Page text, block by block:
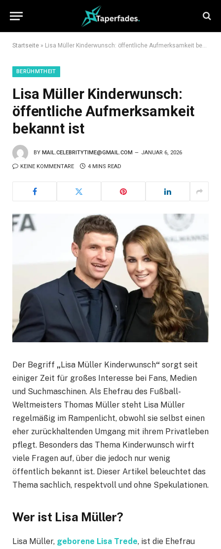
Startseite » Lisa Müller Kinderwunsch: öffentliche Aufmerksamkeit bekannt ist
BERÜHMTHEIT
Lisa Müller Kinderwunsch:
öffentliche Aufmerksamkeit
bekannt ist
BY MAIL.CELEBRITYTIME@GMAIL.COM JANUAR 6, 2026
KEINE KOMMENTARE 4 MINS READ
Der Begriff „Lisa Müller Kinderwunsch“ sorgt seit
einiger Zeit für großes Interesse bei Fans, Medien
und Suchmaschinen. Als Ehefrau des Fußball-
Weltmeisters Thomas Müller steht Lisa Müller
regelmäßig im Rampenlicht, obwohl sie selbst einen
eher zurückhaltenden Umgang mit ihrem Privatleben
pflegt. Besonders das Thema Kinderwunsch wirft
viele Fragen auf, über die jedoch nur wenig
öffentlich bekannt ist. Dieser Artikel beleuchtet das
Thema sachlich, respektvoll und ohne Spekulationen.
Wer ist Lisa Müller?
Lisa Müller, geborene Lisa Trede, ist die Ehefrau